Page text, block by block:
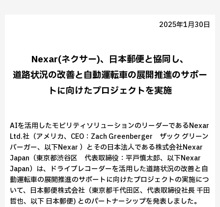
2025年1月30日
Nexar(ネクサー)、日本郵便と協同し、
道路状況の改善と自動運転車の展開推進のサポー
トに向けたプロジェクトを実施
AIを活用したモビリティソリューションのリーダーであるNexar
Ltd.社（アメリカ、CEO：Zach Greenberger ザック グリーン
バーガー、以下Nexar ）とその日本法人である株式会社Nexar
Japan（東京都渋谷区 代表取締役：平戸慎太郎、以下Nexar
Japan）は、ドライブレコーダーを活用した道路状況の改善と自
動運転車の展開推進のサポートに向けたプロジェクトの実施につ
いて、日本郵便株式会社（東京都千代田区、代表取締役社長 千田
哲也、以下 日本郵便) とのパートナーシップを発表しました。